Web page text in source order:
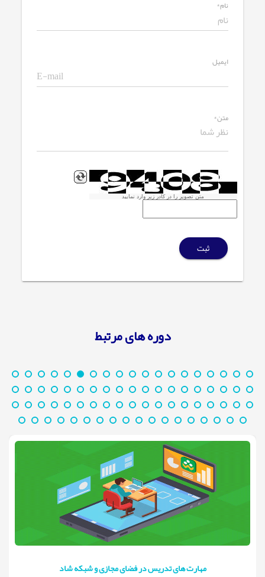
نام*
ایمیل
متن*
متن تصویر را در کادر زیر وارد نمایید
ثبت
دوره های مرتبط
مهارت های تدریس در فضای مجازی و شبکه شاد